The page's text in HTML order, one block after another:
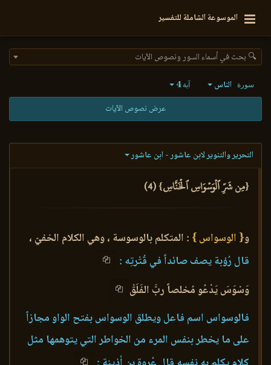
الموسوعة الشاملة للتفسير
🔍 بحث في أسماء السور ونصوص الآيات
سورة الناس آية4
عرض نصوص الآيات
التحرير والتنوير لابن عاشور - ابن عاشور
{مِن شَرِّ ٱلۡوَسۡوَاسِ ٱلۡخَنَّاسِ} (4)
و{ الوسواس } : المتكلم بالوسوسة ، وهي الكلام الخفيّ ،
قال رُؤبة يصف صائداً في قُتْرتِه :
وَسْوَسَ يَدْعُو مُخلصاً ربَّ الفَلَقْ
فالوسواس اسم فاعل ويطلق الوسواس بفتح الواو مجازاً
على ما يخطر بنفس المرء من الخواطر التي يتوهمها مثل